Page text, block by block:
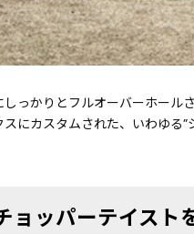
っかりとフルオーバーホール
にカスタムされた、いわゆる”
ョッパーテイスト